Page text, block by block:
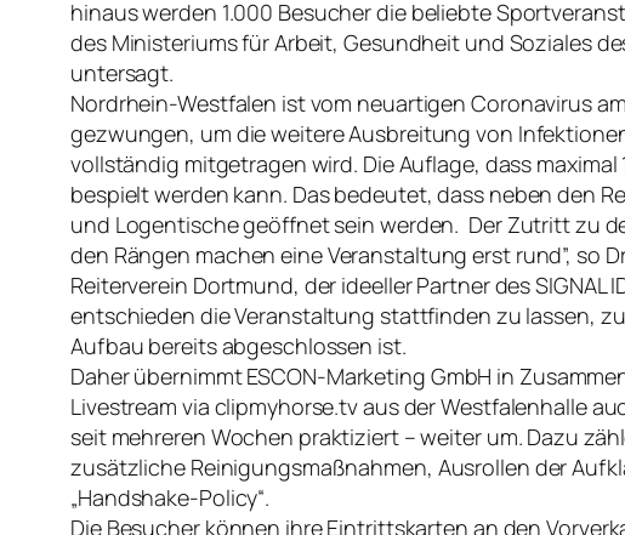
hinaus werden 1.000 Besucher die beliebte
des Ministeriums für Arbeit, Gesundheit und Soziales
untersagt.
Nordrhein-Westfalen ist vom neuartigen Coronavirus
gezwungen, um die weitere Ausbreitung von
vollständig mitgetragen wird. Die Auflage, dass
bespielt werden kann. Das bedeutet, dass neben den
und Logentische geöffnet sein werden. Der Zutritt zu
den Rängen machen eine Veranstaltung erst rund”, so
Reiterverein Dortmund, der ideeller Partner des
entschieden die Veranstaltung stattfinden zu lassen,
Aufbau bereits abgeschlossen ist.
Daher übernimmt ESCON-Marketing GmbH in
Livestream via clipmyhorse.tv aus der Westfalenhalle
seit mehreren Wochen praktiziert – weiter um. Dazu
zusätzliche Reinigungsmaßnahmen, Ausrollen der
„Handshake-Policy“.
Die Besucher können ihre Eintrittskarten an den